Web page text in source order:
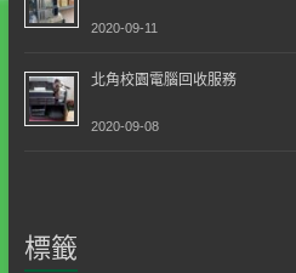
2020-09-11
北角校園電腦回收服務
2020-09-08
標籤